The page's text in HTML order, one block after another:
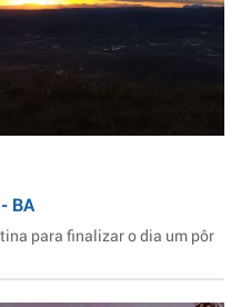
BA
para finalizar o dia um pôr